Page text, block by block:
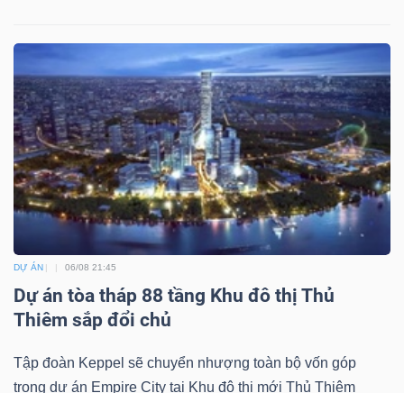
DỰ ÁN 06/08 21:45
Dự án tòa tháp 88 tầng Khu đô thị Thủ
Thiêm sắp đổi chủ
Tập đoàn Keppel sẽ chuyển nhượng toàn bộ vốn góp
trong dự án Empire City tại Khu đô thị mới Thủ Thiêm
DỊCH
VỤ
TRUYỀN
THÔNG
ÍCH
BẤT